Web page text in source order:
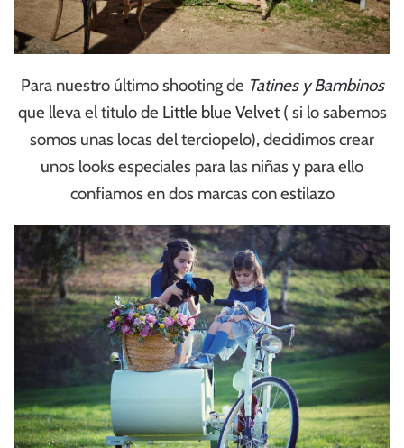
Para nuestro último shooting de Tatines y Bambinos
que lleva el titulo de Little blue Velvet ( si lo sabemos
somos unas locas del terciopelo), decidimos crear
unos looks especiales para las niñas y para ello
confiamos en dos marcas con estilazo